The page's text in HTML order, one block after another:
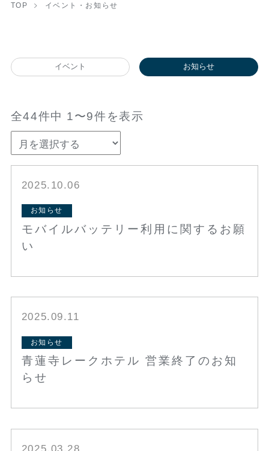
TOP イベント・お知らせ
イベント お知らせ
全44件中 1〜9件を表示
2025.10.06
お知らせ
モバイルバッテリー利用に関するお願
い
2025.09.11
お知らせ
青蓮寺レークホテル 営業終了のお知
らせ